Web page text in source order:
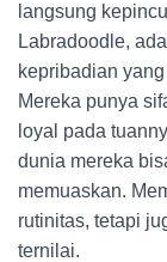
langsung
Labradoodle,
kepribadian
Mereka punya
loyal pada
dunia mereka
memuaskan.
rutinitas, tetapi
ternilai.